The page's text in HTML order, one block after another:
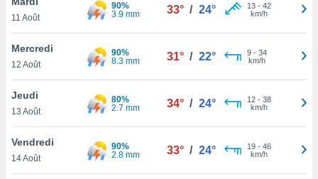
le
ainsi
un
la
du
11 Août
90%
3.9 mm
33° / 24° 13- 42
km/h
Mercredi
12 Août
90%
8.3 mm
31° / 22° 9- 34
km/h
Jeudi
13 Août
80%
2.7 mm
34° / 24° 12- 38
km/h
Vendredi
14 Août
90%
2.8 mm
33° / 24° 19- 46
km/h